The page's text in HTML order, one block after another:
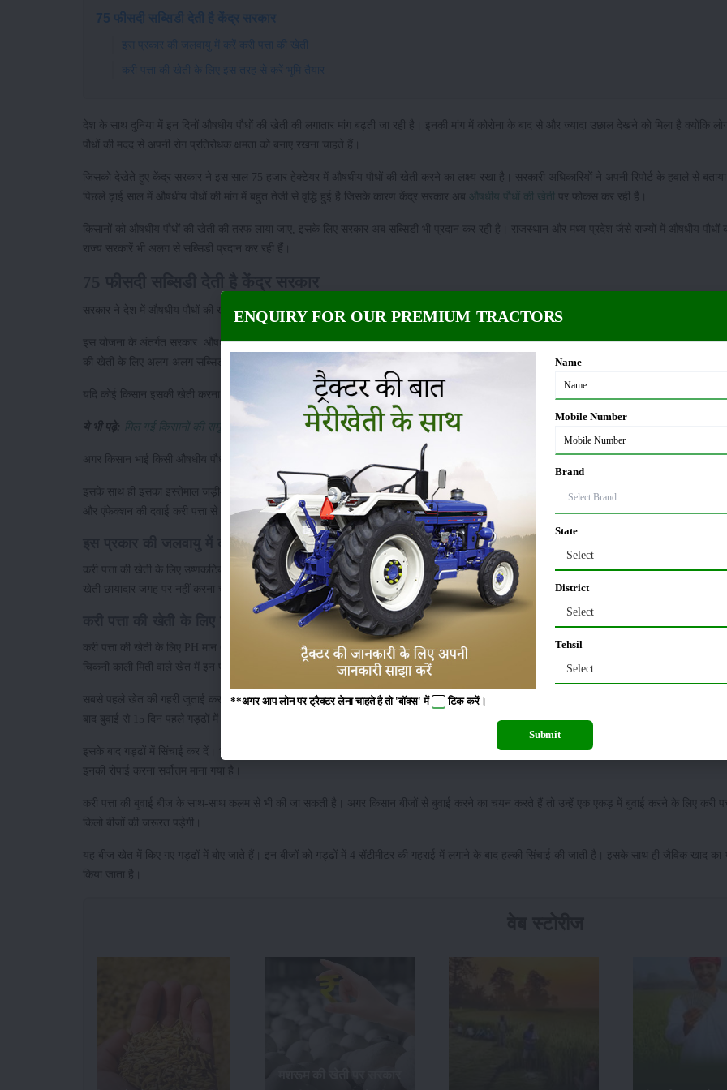
75 फीसदी सब्सिडी देती है केंद्र सरकार
इस प्रकार की जलवायु में करें करी पत्ता की खेती
करी पत्ता की खेती के लिए इस तरह से करें भूमि तैयार
देश के साथ दुनिया में इन दिनों औषधीय पौधों की खेती की लगातार मांग बढ़ती जा रही है। इनकी मांग में कोरोना के बाद से और ज्यादा उछाल देखने को मिला है क्योंकि
पौधों की मदद से अपनी रोग प्रतिरोधक क्षमता को बनाए रखना चाहते हैं।
जिसको देखेते हुए केंद्र सरकार ने इस साल 75 हजार हेक्टेयर में औषधीय पौधों की खेती करने का लक्ष्य रखा है। सरकारी अधिकारियों ने अपनी रिपोर्ट के हवाले से बताया
पिछले ढ़ाई साल में औषधीय पौधों की मांग में बहुत तेजी से वृद्धि हुई है जिसके कारण केंद्र सरकार अब
औषधीय पौधों की खेती पर फोकस कर रही है।
किसानों को औषधीय पौधों की खेती की तरफ लाया जाए, इसके लिए सरकार अब सब्सिडी भी प्रदान कर रही है। राजस्थान और मध्य प्रदेश जैसे राज्यों में औषधीय पौधों
राज्य सरकारें भी अलग से सब्सिडी प्रदान कर रही हैं।
सरकार ने देश में औषधीय पौधों की खेती को बढ़ावा देने के लिए एक योजना चलाई है, जिसे 'राष्ट्रीय आयुष मिशन' का नाम दिया गया है।
इस योजना के अंतर्गत सरकार औषधीय पौधों और जड़ी बूटियों के उत्पादन को बढ़ाने पर ध्यान केंद्रित कर रही है। इस मिशन के अंतर्गत सरकार 140 जड़ी-बूटियों और
की खेती के लिए अलग-अलग सब्सिडी प्रदान कर रही है।
यदि कोई किसान इसकी खेती करना चाहता है और सब्सिडी के लिए आवेदन करता है तो उसे 30 फीसदी से लेकर 75 फीसदी तक की सब्सिडी प्रदान की जाएगी।
ये भी पढ़े: मिल गई किसानों की समृद्धि की संजीवनी बूटी, दवाई के साथ कमाई, भारी सब्सिडी दे रही है सरकार
अगर किसान भाई किसी औषधीय पौधे की खोज रहे हैं तो वह करी पत्ता की खेती कर सकते हैं। करी पत्ता का इस्तेमाल हर घर में मसालों के रूप में किया जाता है।
इसके साथ ही इसका इस्तेमाल जड़ी-बूटी के तौर पर किया जाता है, साथ ही इससे कई प्रकार की दवाइयां भी बनाई जाती हैं। जैसे वजन घटाने की दवाई, पेट की बीमारी
और एंफेक्शन की दवाई करी पत्ता से तैयार की जाती है।
इस प्रकार की जलवायु में करें करी पत्ता की खेती
करी पत्ता की खेती के लिए उष्णकटिबंधीय और उपोष्णकटिबंधीय जलवायु सबसे बेहतर मानी जाती है। इसकी खेती ऐसी जगह पर करनी चाहिए जहां सीधे तौर पर धूप
खेती छायादार जगह पर नहीं करना चाहिए।
करी पत्ता की खेती के लिए इस तरह से करें भूमि तैयार
करी पत्ता की खेती के लिए PH मान 6 से 7 के बीच वाली मिट्टी उपयुक्त होती है। इस खेती में किसान को खेत से उचित जल निकासी की व्यवस्था कर लेनी चाहिए। इसके
चिकनी काली मिती वाले खेत में इन पौधों की खेती नहीं करना चाहिए।
सबसे पहले खेत की गहरी जुताई करना चाहिए, इसके बाद पाटा चलाकर खेत को समतल कर दें। इसके बाद हर चार मीटर की दूरी पर पंक्ति में गड्ढे तैयार करें। गड्ढे
बाद बुवाई से 15 दिन पहले गड्ढों में जैविक खाद या
इसके बाद गड्ढों में सिंचाई कर दें। भूमि बुवाई के लिए तैयार है। करी पत्ता के पौधों की रोपाई वैसे तो सर्दियों को छोड़कर किसी भी मौसम में की जा सकती है। लेकिन मार्च
इनकी रोपाई करना सर्वोत्तम माना गया है।
करी पत्ता की बुवाई बीज के साथ-साथ कलम से भी की जा सकती है। अगर किसान बीजों से बुवाई करने का चयन करते हैं तो उन्हें एक एकड़ में बुवाई करने के लिए करी
किलो बीजों की जरूरत पड़ेगी।
यह बीज खेत में किए गए गड्ढों में बोए जाते हैं। इन बीजों को गड्ढों में 4 सेंटीमीटर की गहराई में लगाने के बाद हल्की सिंचाई की जाती है। इसके साथ ही जैविक खाद का
किया जाता है।
ENQUIRY FOR OUR PREMIUM TRACTORS
Name
Mobile Number
Brand
State
Select
District
Select
Tehsil
Select
**अगर आप लोन पर ट्रैक्टर लेना चाहते है तो 'बॉक्स' में टिककरें।
Submit